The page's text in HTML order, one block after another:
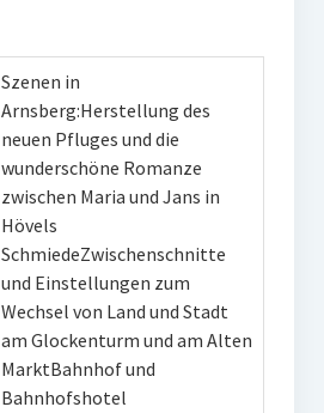
Szenen in
Arnsberg:Herstellung des
neuen Pfluges und die
wunderschöne Romanze
zwischen Maria und Jans in
Hövels
SchmiedeZwischenschnitte
und Einstellungen zum
Wechsel von Land und Stadt
am Glockenturm und am Alten
MarktBahnhof und
Bahnhofshotel